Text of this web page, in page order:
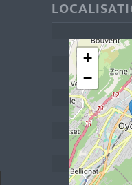
+
−